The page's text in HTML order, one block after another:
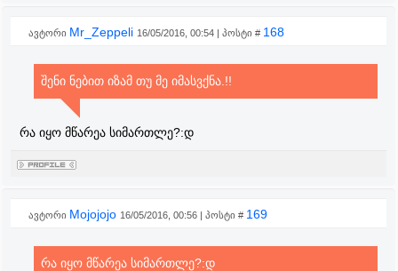
ავტორი Mr_Zeppeli 16/05/2016, 00:54 | პოსტი # 168
შენი ნებით იზამ თუ მე იმასვქნა.!!
რა იყო მწარეა სიმართლე?:დ
ავტორი Mojojojo 16/05/2016, 00:56 | პოსტი # 169
რა იყო მწარეა სიმართლე?:დ